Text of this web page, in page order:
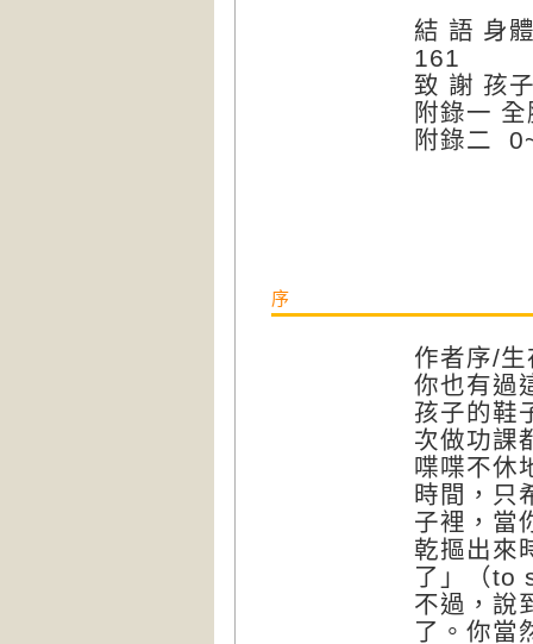
結 語 身
161
致 謝 孩
附錄一
附錄二
序
作者序/
你也有過
孩子的鞋
次做功課
喋喋不休
時間，只
子裡，當
乾摳出來
了」（to
不過，說
了。你當